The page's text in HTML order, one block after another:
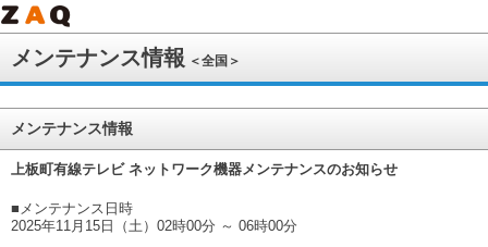
メンテナンス情報 ＜全国＞
メンテナンス情報
上板町有線テレビ ネットワーク機器メンテナンスのお知らせ
■メンテナンス日時
2025年11月15日（土）02時00分 ～ 06時00分